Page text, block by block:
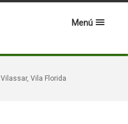
Menú
Vilassar, Vila Florida